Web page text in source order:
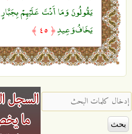
يَقُولُونَ وَمَا أَنْتَ عَلَيْهِمْ
يَخَافُ وَعِيدِ﴿ ٤٥ ﴾
‏إدخال كلمات البحث ‏